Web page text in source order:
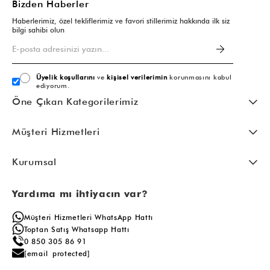
Bizden Haberler
Haberlerimiz, özel tekliflerimiz ve favori stillerimiz hakkında ilk siz
bilgi sahibi olun
Üyelik koşullarını vekişisel verileriminkorunmasını kabul
ediyorum.
Öne Çıkan Kategorilerimiz
Müşteri Hizmetleri
Kurumsal
Yardıma mı ihtiyacın var?
Müşteri Hizmetleri WhatsApp Hattı
Toptan Satış Whatsapp Hattı
0 850 305 86 91
[email protected]